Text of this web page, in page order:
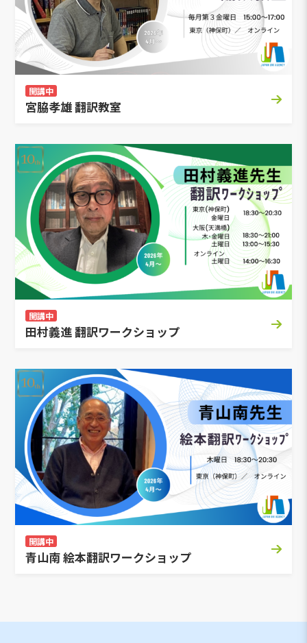
開講中
宮脇孝雄 翻訳教室
開講中
田村義進 翻訳ワークショップ
開講中
青山南 絵本翻訳ワークショップ